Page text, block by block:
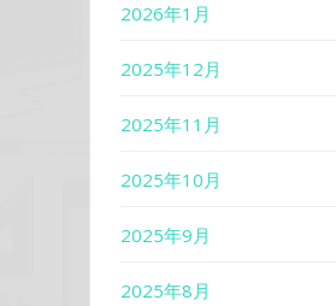
2026年1月
2025年12月
2025年11月
2025年10月
2025年9月
2025年8月